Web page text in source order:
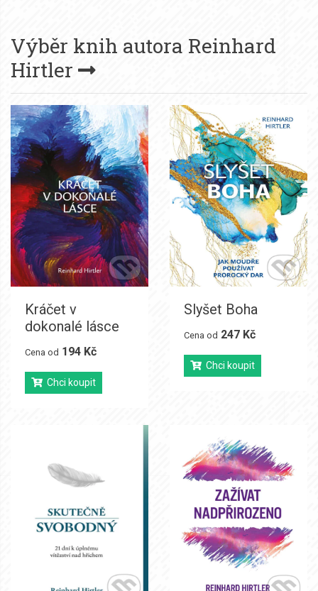
Výběr knih autora Reinhard
Hirtler
Kráčet v
dokonalé lásce
Cena od 194 Kč
Chci koupit
Slyšet Boha
Cena od 247 Kč
Chci koupit